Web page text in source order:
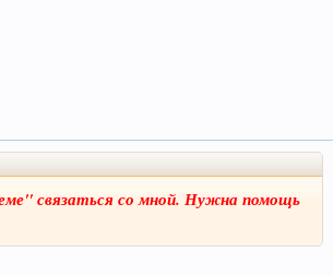
связаться со мной. Нужна помощь